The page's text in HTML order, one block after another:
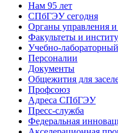
Нам 95 лет
СПбГЭУ сегодня
Органы управления и
Факультеты и
Учебно-
Персоналии
Документы
Общежития для
Профсоюз
Адреса СПбГЭУ
Пресс-служба
Федеральная